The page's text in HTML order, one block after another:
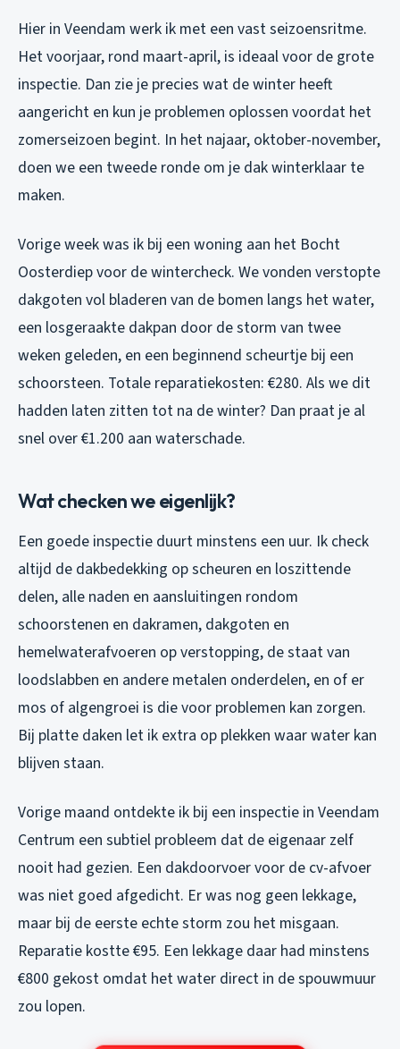
Hier in Veendam werk ik met een vast seizoensritme.
Het voorjaar, rond maart-april, is ideaal voor de grote
inspectie. Dan zie je precies wat de winter heeft
aangericht en kun je problemen oplossen voordat het
zomerseizoen begint. In het najaar, oktober-november,
doen we een tweede ronde om je dak winterklaar te
maken.
Vorige week was ik bij een woning aan het Bocht
Oosterdiep voor de wintercheck. We vonden verstopte
dakgoten vol bladeren van de bomen langs het water,
een losgeraakte dakpan door de storm van twee
weken geleden, en een beginnend scheurtje bij een
schoorsteen. Totale reparatiekosten: €280. Als we dit
hadden laten zitten tot na de winter? Dan praat je al
snel over €1.200 aan waterschade.
Wat checken we eigenlijk?
Een goede inspectie duurt minstens een uur. Ik check
altijd de dakbedekking op scheuren en loszittende
delen, alle naden en aansluitingen rondom
schoorstenen en dakramen, dakgoten en
hemelwaterafvoeren op verstopping, de staat van
loodslabben en andere metalen onderdelen, en of er
mos of algengroei is die voor problemen kan zorgen.
Bij platte daken let ik extra op plekken waar water kan
blijven staan.
Vorige maand ontdekte ik bij een inspectie in Veendam
Centrum een subtiel probleem dat de eigenaar zelf
nooit had gezien. Een dakdoorvoer voor de cv-afvoer
was niet goed afgedicht. Er was nog geen lekkage,
maar bij de eerste echte storm zou het misgaan.
Reparatie kostte €95. Een lekkage daar had minstens
€800 gekost omdat het water direct in de spouwmuur
zou lopen.